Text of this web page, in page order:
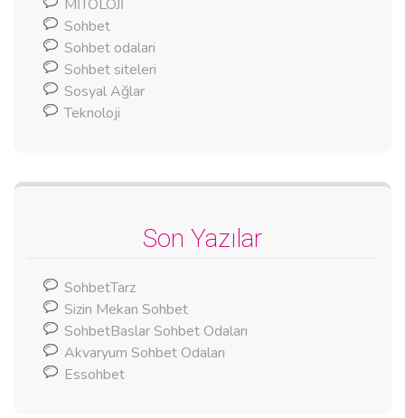
MİTOLOJİ
Sohbet
Sohbet odalari
Sohbet siteleri
Sosyal Ağlar
Teknoloji
Son Yazılar
SohbetTarz
Sizin Mekan Sohbet
SohbetBaslar Sohbet Odaları
Akvaryum Sohbet Odaları
Essohbet